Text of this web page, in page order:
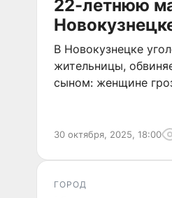
22-летнюю
В Новокузнецке
жительницы,
сыном: женщине
30 октября, 2025, 18:00
ГОРОД